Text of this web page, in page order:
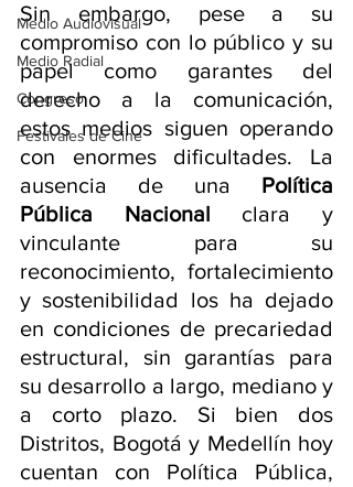
Medio Audiovisual
Medio Radial
Congreso
Festivales de Cine
Sin embargo, pese a su
compromiso con lo público y su
papel como garantes del
derecho a la comunicación,
estos medios siguen operando
con enormes dificultades. La
ausencia de una Política
Pública Nacional clara y
vinculante para su
reconocimiento, fortalecimiento
y sostenibilidad los ha dejado
en condiciones de precariedad
estructural, sin garantías para
su desarrollo a largo, mediano y
a corto plazo. Si bien dos
Distritos, Bogotá y Medellín hoy
cuentan con Política Pública,